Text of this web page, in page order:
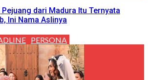
dari Madura Itu Ternyata
Ini Nama Aslinya
PERSONA